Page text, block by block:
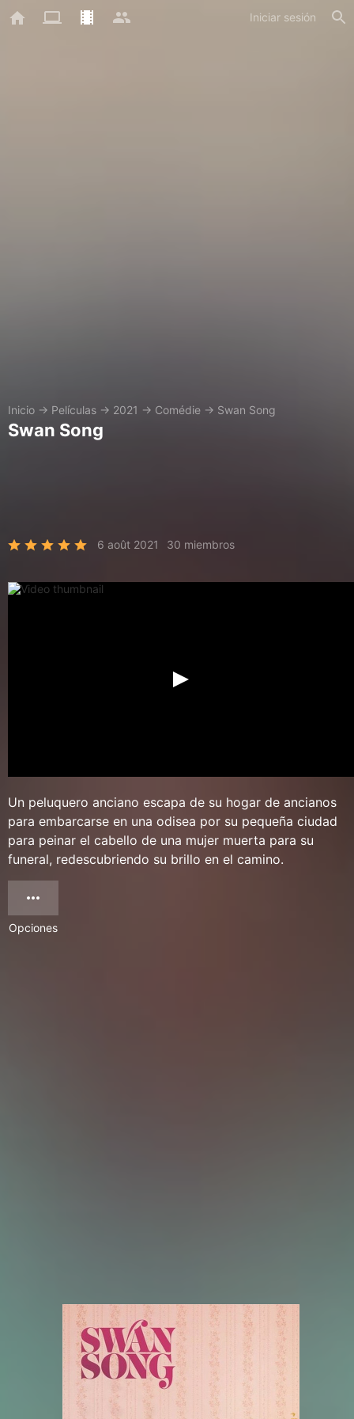
Iniciar sesión
Inicio → Películas → 2021 → Comédie → Swan Song
Swan Song
6 août 2021 30 miembros
Un peluquero anciano escapa de su hogar de ancianos
para embarcarse en una odisea por su pequeña ciudad
para peinar el cabello de una mujer muerta para su
funeral, redescubriendo su brillo en el camino.
Opciones